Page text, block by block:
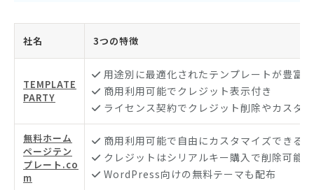
社名 3つの特徴
TEMPLATE
PARTY
用途別に最適化されたテンプレートが豊富
商用利用可能でクレジット表示付き
ライセンス契約でクレジット削除やカスタ
無料ホーム
ページテン
プレート.co
m
商用利用可能で自由にカスタマイズできる
クレジットはシリアルキー購入で削除可能
WordPress向けの無料テーマも配布